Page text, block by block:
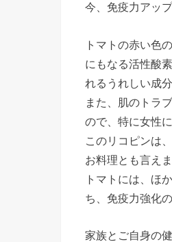
今、免疫力アッ
トマトの赤い色
にもなる活性酸
れるうれしい成
また、肌のトラ
ので、特に女性
このリコピンは
お料理とも言えま
トマトには、ほ
ち、免疫力強化
家族とご自身の